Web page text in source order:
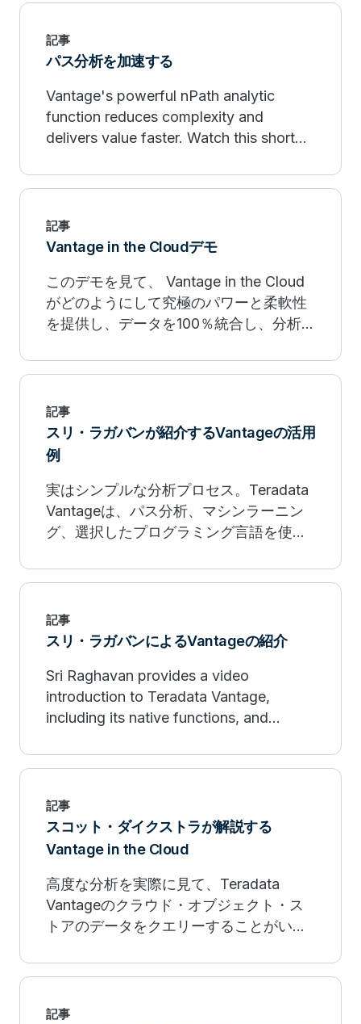
記事
パス分析を加速する
Vantage's powerful nPath analytic
function reduces complexity and
delivers value faster. Watch this short
analysis in action.
記事
Vantage in the Cloudデモ
このデモを見て、 Vantage in the Cloud
がどのようにして究極のパワーと柔軟性
を提供し、データを100％統合し、分析
してリアルタイムの回答を推進する方法
記事
スリ・ラガバンが紹介するVantageの活用
例
実はシンプルな分析プロセス。Teradata
Vantageは、パス分析、マシンラーニン
グ、選択したプログラミング言語を使っ
を見る。
記事
スリ・ラガバンによるVantageの紹介
Sri Raghavan provides a video
introduction to Teradata Vantage,
including its native functions, and
problem. Watch now.
記事
スコット・ダイクストラが解説する
Vantage in the Cloud
高度な分析を実際に見て、Teradata
Vantageのクラウド・オブジェクト・ス
トアのデータをクエリーすることがいか
く。詳細を見る。
記事